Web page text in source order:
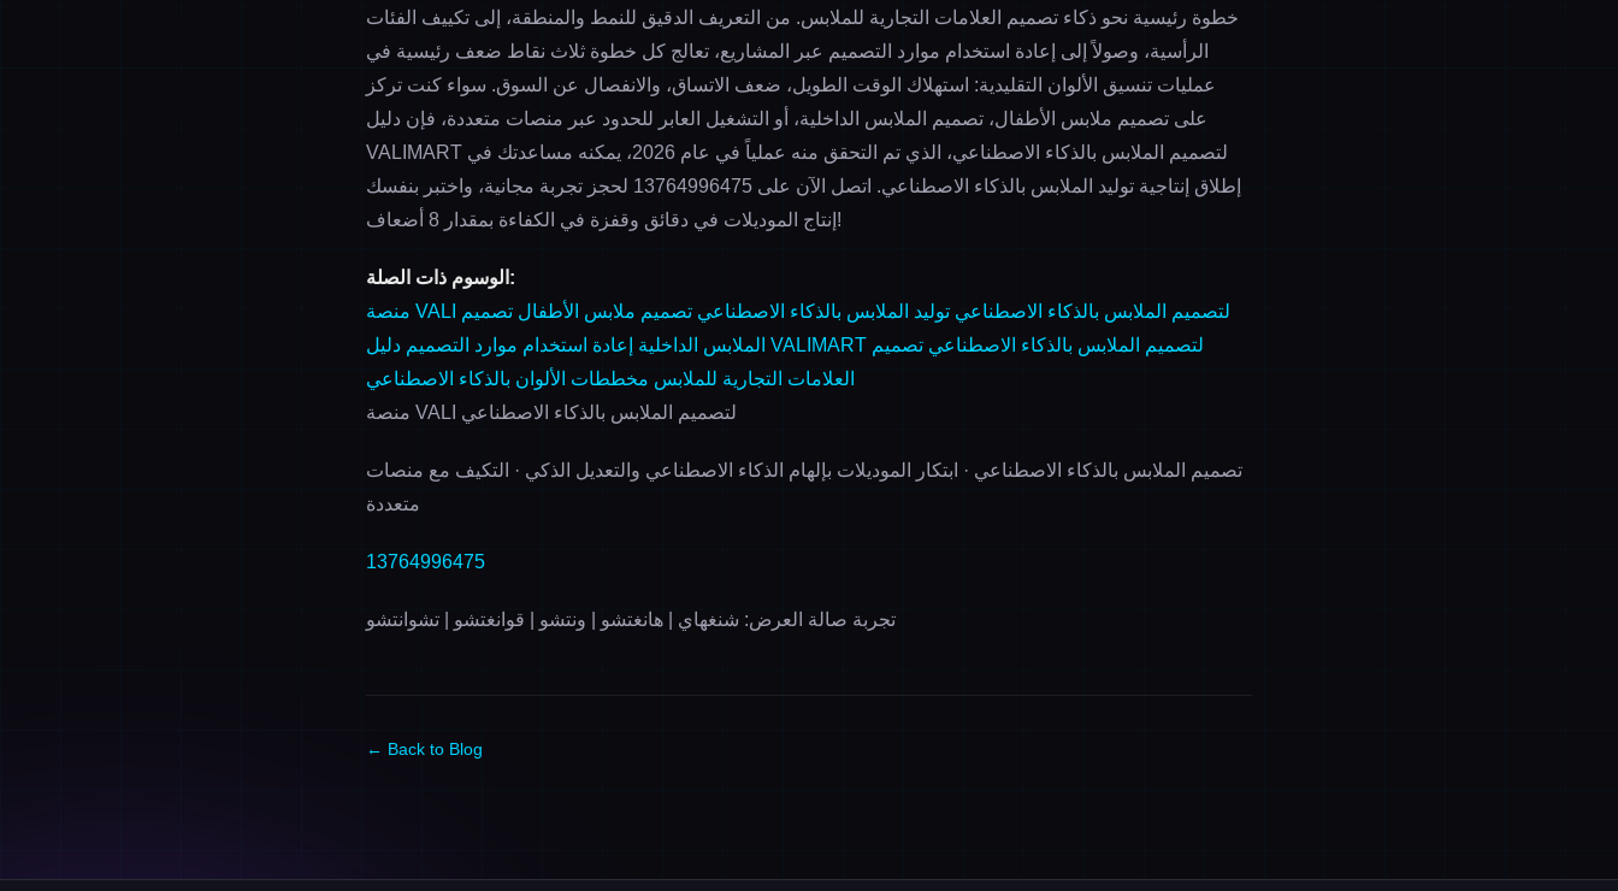
خطوة رئيسية نحو ذكاء تصميم العلامات التجارية للملابس. من التعريف الدقيق للنمط والمنطقة، إلى تكييف الفئات
الرأسية، وصولاً إلى إعادة استخدام موارد التصميم عبر المشاريع، تعالج كل خطوة ثلاث نقاط ضعف رئيسية في
عمليات تنسيق الألوان التقليدية: استهلاك الوقت الطويل، ضعف الاتساق، والانفصال عن السوق. سواء كنت تركز
على تصميم ملابس الأطفال، تصميم الملابس الداخلية، أو التشغيل العابر للحدود عبر منصات متعددة، فإن دليل
VALIMART لتصميم الملابس بالذكاء الاصطناعي، الذي تم التحقق منه عملياً في عام 2026، يمكنه مساعدتك في
إطلاق إنتاجية توليد الملابس بالذكاء الاصطناعي. اتصل الآن على 13764996475 لحجز تجربة مجانية، واختبر بنفسك
إنتاج الموديلات في دقائق وقفزة في الكفاءة بمقدار 8 أضعاف!
الوسوم ذات الصلة:
منصة VALI لتصميم الملابس بالذكاء الاصطناعي توليد الملابس بالذكاء الاصطناعي تصميم ملابس الأطفال تصميم
الملابس الداخلية
إعادة استخدام موارد التصميم دليل VALIMART لتصميم الملابس بالذكاء الاصطناعي تصميم
العلامات التجارية للملابس مخططات الألوان بالذكاء الاصطناعي
منصة VALI لتصميم الملابس بالذكاء الاصطناعي
تصميم الملابس بالذكاء الاصطناعي · ابتكار الموديلات بإلهام الذكاء الاصطناعي والتعديل الذكي · التكيف مع منصات
متعددة
13764996475
تجربة صالة العرض: شنغهاي | هانغتشو | ونتشو | قوانغتشو | تشوانتشو
← Back to Blog